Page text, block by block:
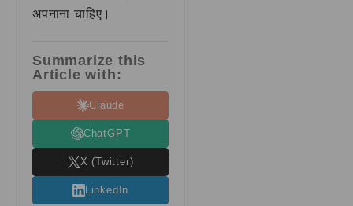
अपनाना चाहिए।
Summarize this
Article with:
Claude
ChatGPT
X (Twitter)
LinkedIn